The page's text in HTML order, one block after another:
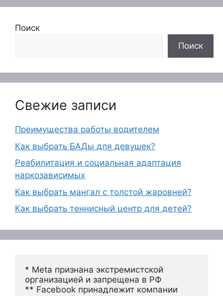
Поиск
Поиск
Свежие записи
Преимущества работы водителем
Как выбрать БАДы для девушек?
Реабилитация и социальная адаптация
наркозависимых
Как выбрать мангал с толстой жаровней?
Как выбрать теннисный центр для детей?
* Meta признана экстремистской
организацией и запрещена в РФ
** Facebook принадлежит компании